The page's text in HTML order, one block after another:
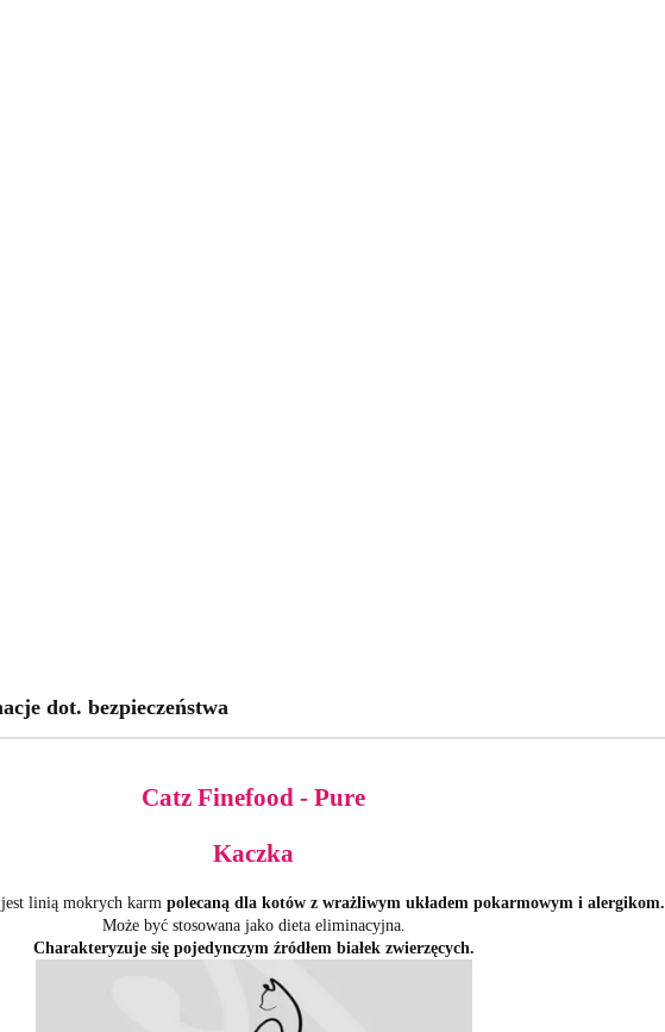
dot. bezpieczeństwa
Catz Finefood - Pure
Kaczka
jest linią mokrych karm polecaną dla kotów z wrażliwym układem pokarmowym i alergikom.
Może być stosowana jako dieta eliminacyjna.
Charakteryzuje się pojedynczym źródłem białek zwierzęcych.